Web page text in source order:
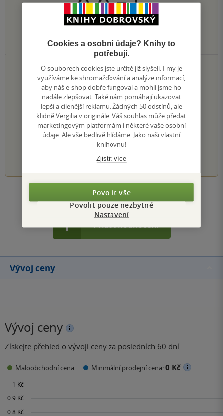
0.0z5
0hodnocení čtenářů
0×
5 hvězdiček
0×
4 hvězdičky
0×
3 hvězdičky
0×
2 hvězdičky
0×
1 hvezdička
PŘIDEJTE SVÉ HODNOCENÍ KNIHY
3 4 5
Zobrazit všechna hodnocení
Přidat hodnocení
Vývoj ceny
Vývoj ceny
Získejte přehled o vývoji ceny za posledních 60 dní.
Maloobchodní cena Minimální prodejní cena:0 Kč
Cookies a osobní údaje? Knihy to
potřebují.
O souborech cookies jste určitě již slyšeli. I my je
využíváme ke shromažďování a analýze informací,
aby náš e-shop dobře fungoval a mohli jsme ho
nadále zlepšovat. Také nám pomáhají ukazovat
lepší a cílenější reklamu. Žádných 50 odstínů, ale
klidně Vergilia v originále. Váš souhlas může předat
marketingovým platformám i některé vaše osobní
údaje. Ale vše bedlivě hlídáme. Jako naši vlastní
knihovnu!
Zjistit více
Povolit vše
Povolit pouze nezbytné
Nastavení